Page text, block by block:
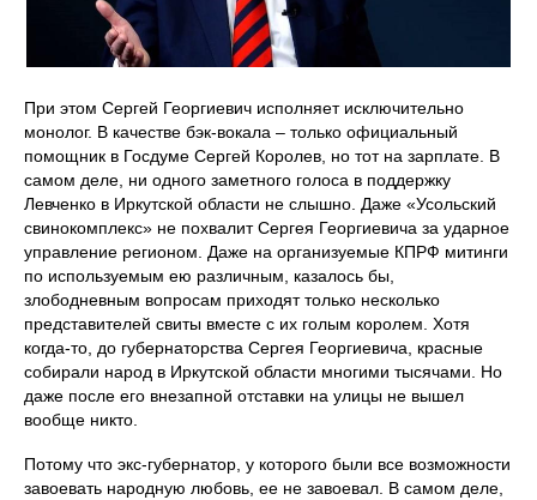
При этом Сергей Георгиевич исполняет исключительно
монолог. В качестве бэк-вокала – только официальный
помощник в Госдуме Сергей Королев, но тот на зарплате. В
самом деле, ни одного заметного голоса в поддержку
Левченко в Иркутской области не слышно. Даже «Усольский
свинокомплекс» не похвалит Сергея Георгиевича за ударное
управление регионом. Даже на организуемые КПРФ митинги
по используемым ею различным, казалось бы,
злободневным вопросам приходят только несколько
представителей свиты вместе с их голым королем. Хотя
когда-то, до губернаторства Сергея Георгиевича, красные
собирали народ в Иркутской области многими тысячами. Но
даже после его внезапной отставки на улицы не вышел
вообще никто.
Потому что экс-губернатор, у которого были все возможности
завоевать народную любовь, ее не завоевал. В самом деле,